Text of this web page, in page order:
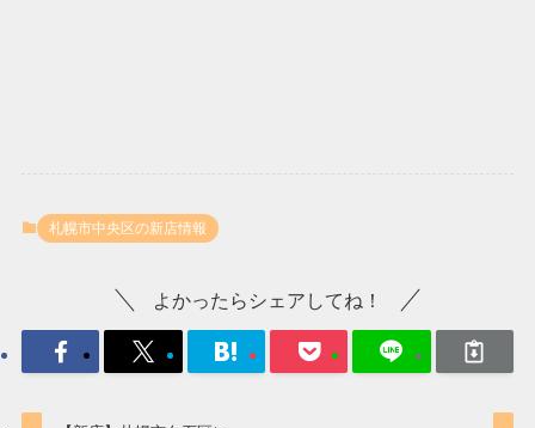
札幌市中央区の新店情報
よかったらシェアしてね！